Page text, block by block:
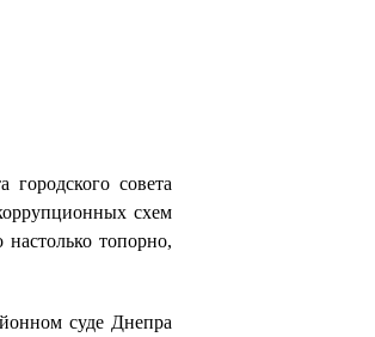
городского совета
схем
топорно,
суде Днепра